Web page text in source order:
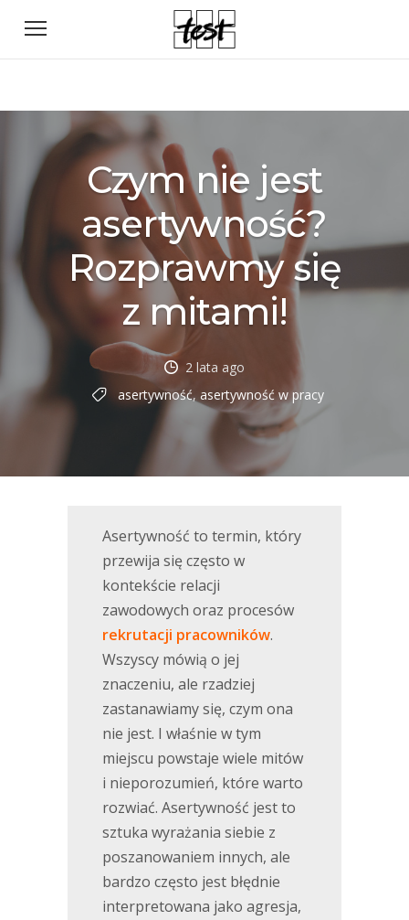
Czym nie jest
asertywność?
Rozprawmy się
z mitami!
2 lata ago
asertywność, asertywność w pracy
Asertywność to termin, który
przewija się często w
kontekście relacji
zawodowych oraz procesów
rekrutacji pracowników.
Wszyscy mówią o jej
znaczeniu, ale rzadziej
zastanawiamy się, czym ona
nie jest. I właśnie w tym
miejscu powstaje wiele mitów
i nieporozumień, które warto
rozwiać. Asertywność jest to
sztuka wyrażania siebie z
poszanowaniem innych, ale
bardzo często jest błędnie
interpretowana jako agresja,